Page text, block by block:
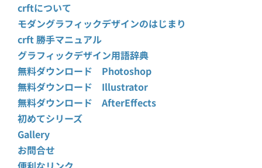
crftについて
モダングラフィックデザインのはじまり
crft 勝手マニュアル
グラフィックデザイン用語辞典
無料ダウンロード Photoshop
無料ダウンロード Illustrator
無料ダウンロード AfterEffects
初めてシリーズ
Gallery
お問合せ